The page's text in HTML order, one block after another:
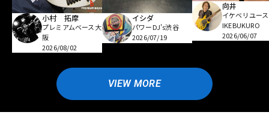
小村 拓摩
プレミアムベース大
阪
2026/08/02
イシダ
パワーDJ's渋谷
2026/07/19
向井
イケベリユース
IKEBUKURO
2026/06/07
VIEW MORE